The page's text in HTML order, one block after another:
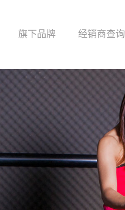
旗下品牌 经销商查询